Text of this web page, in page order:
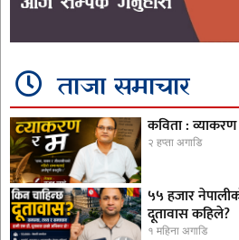
ताजा समाचार
कविता :
२ हप्ता अगाडि
५५ हजार
दूतावास कहिले?
१ महिना अगाडि